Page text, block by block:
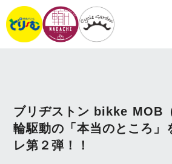
ブリヂストン bikke MOB
輪駆動の「本当のところ」
レ第２弾！！